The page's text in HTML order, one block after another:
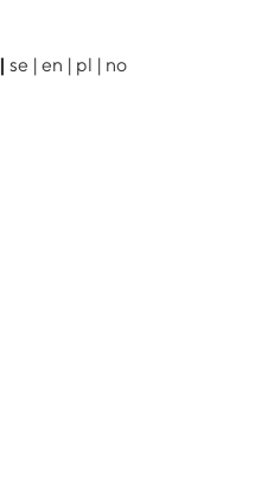
se en pl no